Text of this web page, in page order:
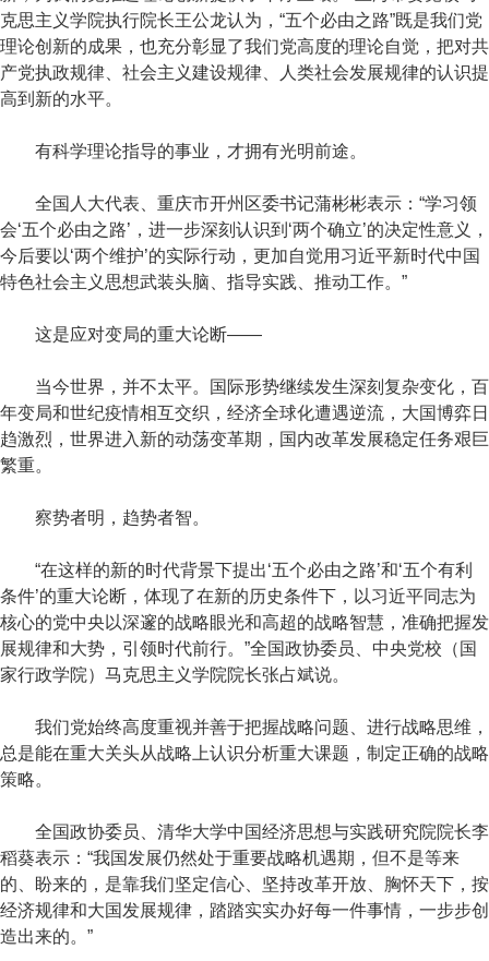
克思主义学院执行院长王公龙认为，“五个必由之路”既是我们党
理论创新的成果，也充分彰显了我们党高度的理论自觉，把对共
产党执政规律、社会主义建设规律、人类社会发展规律的认识提
高到新的水平。
有科学理论指导的事业，才拥有光明前途。
全国人大代表、重庆市开州区委书记蒲彬彬表示：“学习领
会‘五个必由之路’，进一步深刻认识到‘两个确立’的决定性意义，
今后要以‘两个维护’的实际行动，更加自觉用习近平新时代中国
特色社会主义思想武装头脑、指导实践、推动工作。”
这是应对变局的重大论断——
当今世界，并不太平。国际形势继续发生深刻复杂变化，百
年变局和世纪疫情相互交织，经济全球化遭遇逆流，大国博弈日
趋激烈，世界进入新的动荡变革期，国内改革发展稳定任务艰巨
繁重。
察势者明，趋势者智。
“在这样的新的时代背景下提出‘五个必由之路’和‘五个有利
条件’的重大论断，体现了在新的历史条件下，以习近平同志为
核心的党中央以深邃的战略眼光和高超的战略智慧，准确把握发
展规律和大势，引领时代前行。”全国政协委员、中央党校（国
家行政学院）马克思主义学院院长张占斌说。
我们党始终高度重视并善于把握战略问题、进行战略思维，
总是能在重大关头从战略上认识分析重大课题，制定正确的战略
策略。
全国政协委员、清华大学中国经济思想与实践研究院院长李
稻葵表示：“我国发展仍然处于重要战略机遇期，但不是等来
的、盼来的，是靠我们坚定信心、坚持改革开放、胸怀天下，按
经济规律和大国发展规律，踏踏实实办好每一件事情，一步步创
造出来的。”